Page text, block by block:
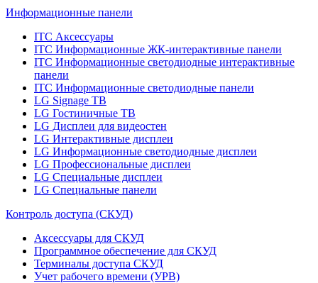
Информационные панели
ITC Аксессуары
ITC Информационные ЖК-интерактивные панели
ITC Информационные светодиодные интерактивные
панели
ITC Информационные светодиодные панели
LG Signage ТВ
LG Гостиничные ТВ
LG Дисплеи для видеостен
LG Интерактивные дисплеи
LG Информационные светодиодные дисплеи
LG Профессиональные дисплеи
LG Специальные дисплеи
LG Специальные панели
Контроль доступа (СКУД)
Аксессуары для СКУД
Программное обеспечение для СКУД
Терминалы доступа СКУД
Учет рабочего времени (УРВ)